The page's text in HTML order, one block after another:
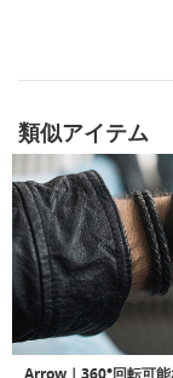
類似アイテム